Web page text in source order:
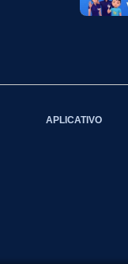
APLICATIVO